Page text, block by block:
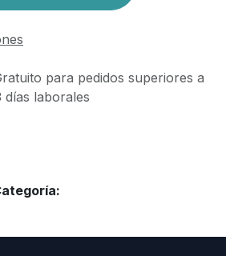
para pedidos superiores a
laborales